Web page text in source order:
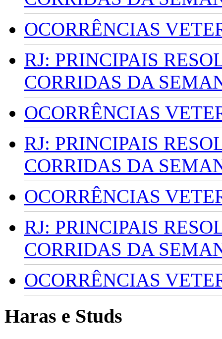
OCORRÊNCIAS
RJ: PRINCIPAIS
CORRIDAS DA
OCORRÊNCIAS
RJ: PRINCIPAIS
CORRIDAS DA
OCORRÊNCIAS
RJ: PRINCIPAIS
CORRIDAS DA
OCORRÊNCIAS
Haras e Studs